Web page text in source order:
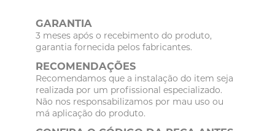
GARANTIA
3 meses após o recebimento do produto,
garantia fornecida pelos fabricantes.
RECOMENDAÇÕES
Recomendamos que a instalação do item seja
realizada por um profissional especializado.
Não nos responsabilizamos por mau uso ou
má aplicação do produto.